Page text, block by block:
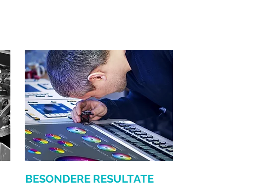
BESONDERE RESULTATE